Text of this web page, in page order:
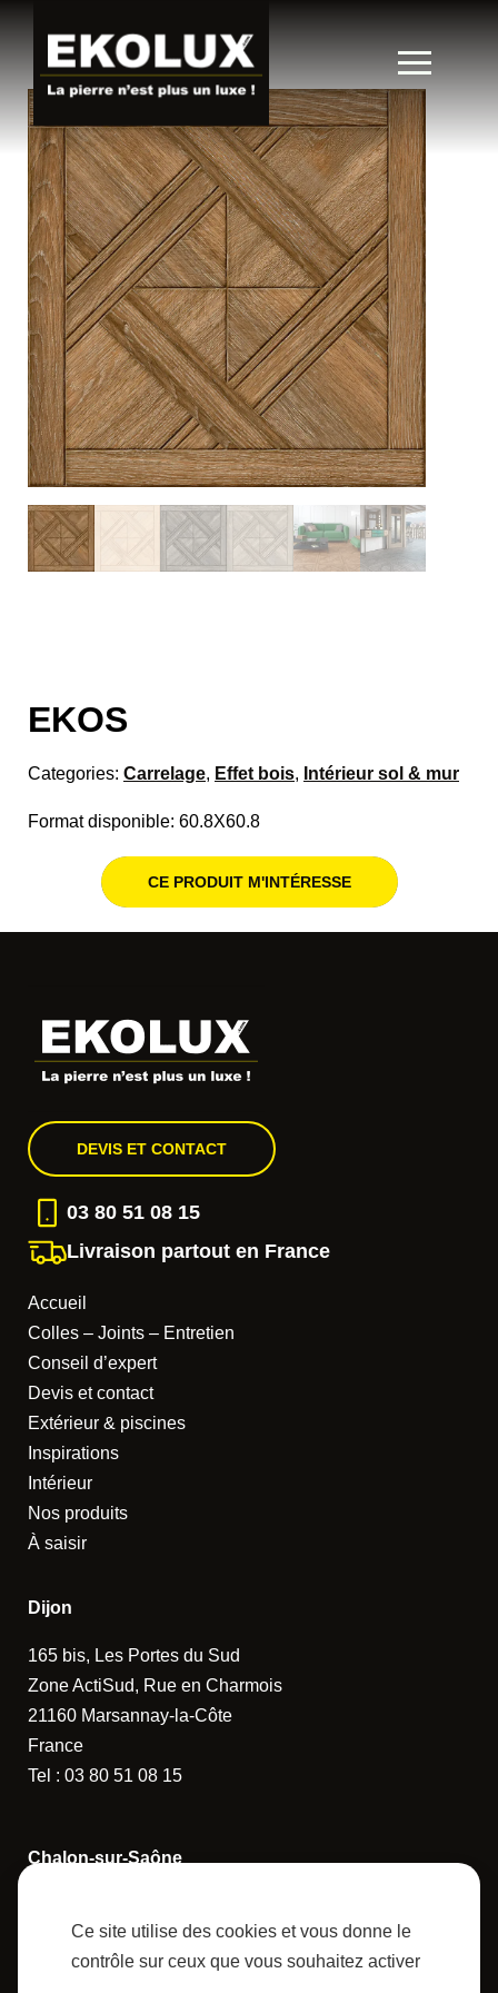
EKOS
Categories: Carrelage, Effet bois, Intérieur sol & mur
Format disponible: 60.8X60.8
CE PRODUIT M'INTÉRESSE
DEVIS ET CONTACT
03 80 51 08 15
Livraison partout en France
Accueil
Colles – Joints – Entretien
Conseil d’expert
Devis et contact
Extérieur & piscines
Inspirations
Intérieur
Nos produits
À saisir
Dijon
165 bis, Les Portes du Sud
Zone ActiSud, Rue en Charmois
21160 Marsannay-la-Côte
France
Tel : 03 80 51 08 15
Chalon-sur-Saône
71880 Châtenoy-le-Royal
France
Ce site utilise des cookies et vous donne le
contrôle sur ceux que vous souhaitez activer